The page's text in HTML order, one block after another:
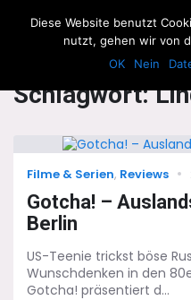
The
Schlagwort:
Categories
Filme & Serien, Reviews
Gotcha! –
Berlin
US-Teenie trickst böse
Wunschdenken in den
Gotcha! präsentiert d...
Diese Website benutzt
nutzt, gehen wir von
OK
Nein